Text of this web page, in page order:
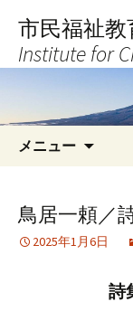
へ
キ
市民福祉教
Institute for
メニュー
鳥居一頼／
2025年1月6日
詩